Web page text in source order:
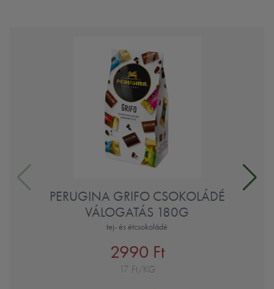
PERUGINA GRIFO CSOKOLÁDÉ
VÁLOGATÁS 180G
tej- és étcsokoládé
2990 Ft
17 Ft/KG